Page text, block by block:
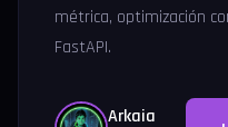
métrica, optimización
FastAPI.
Arkaia